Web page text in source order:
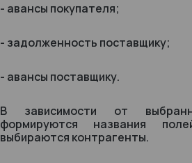
- авансы покупателя;
- задолженность поставщику;
- авансы поставщику.
В зависимости от
формируются названия
выбираются контрагенты.